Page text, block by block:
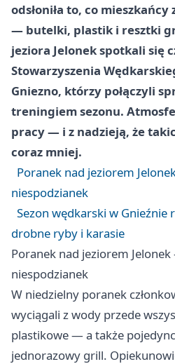
odsłoniła to, co
— butelki, plastik i resztki
jeziora Jelonekspotkali się
Stowarzyszenia
Gniezno, którzy połączyli
treningiem sezonu.
pracy — i z nadzieją, że
coraz mniej.
Poranek nad jeziorem
niespodzianek
Sezon wędkarski w Gnieźnie
drobne ryby i karasie
Poranek nad jeziorem
niespodzianek
W niedzielny poranek
wyciągali z wody przede
plastikowe — a także
jednorazowy grill.